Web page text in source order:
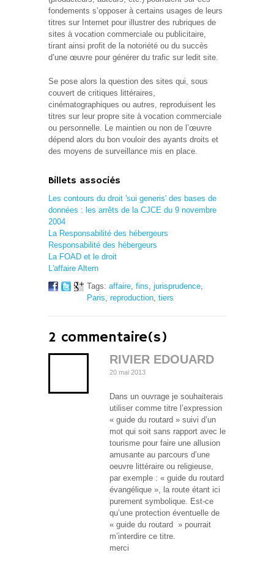
fondements s’opposer à certains usages de leurs
titres sur Internet pour illustrer des rubriques de
sites à vocation commerciale ou publicitaire,
tirant ainsi profit de la notoriété ou du succès
d’une œuvre pour générer du trafic sur ledit site.
Se pose alors la question des sites qui, sous
couvert de critiques littéraires,
cinématographiques ou autres, reproduisent les
titres sur leur propre site à vocation commerciale
ou personnelle. Le maintien ou non de l’œuvre
dépend alors du bon vouloir des ayants droits et
des moyens de surveillance mis en place.
Billets associés
Les contours du droit 'sui generis' des bases de
données : les arrêts de la CJCE du 9 novembre
2004
La Responsabilité des hébergeurs
Responsabilité des hébergeurs
La FOAD et le droit
L'affaire Altern
Tags: affaire, fins, jurisprudence,
Paris, reproduction, tiers
2 commentaire(s)
RIVIER EDOUARD
20 mai 2013
Dans un ouvrage je souhaiterais
utiliser comme titre l’expression
« guide du routard » suivi d’un
mot qui soit sans rapport avec le
tourisme pour faire une allusion
amusante au parcours d’une
oeuvre littéraire ou religieuse,
par exemple : « guide du routard
évangélique », la route étant ici
purement symbolique. Est-ce
qu’une protection éventuelle de
« guide du routard » pourrait
m’interdire ce titre.
merci